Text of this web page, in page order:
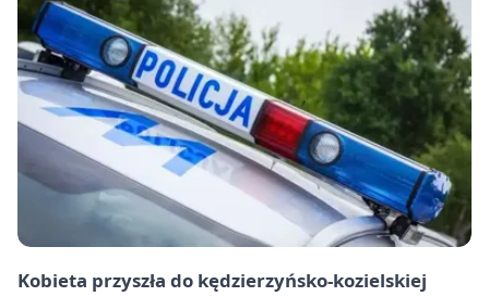
Kobieta przyszła do kędzierzyńsko-kozielskiej